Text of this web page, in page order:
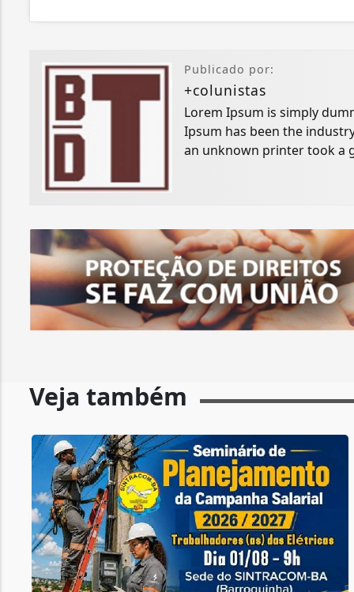
Publicado por:
+colunistas
Lorem Ipsum is simply
Ipsum has been the
an unknown printer took a
Veja também